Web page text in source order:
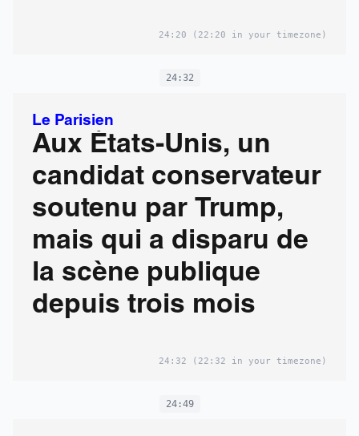
24:20 (22:20 in your timezone)
24:32
Le Parisien
Aux États-Unis, un
candidat conservateur
soutenu par Trump,
mais qui a disparu de
la scène publique
depuis trois mois
24:32 (22:32 in your timezone)
24:49